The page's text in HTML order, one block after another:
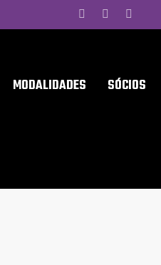
MODALIDADES SÓCIOS